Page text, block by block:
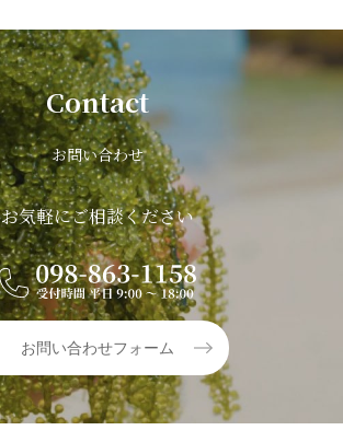
Contact
お問い合わせ
お気軽にご相談ください
お問い合わせフォーム